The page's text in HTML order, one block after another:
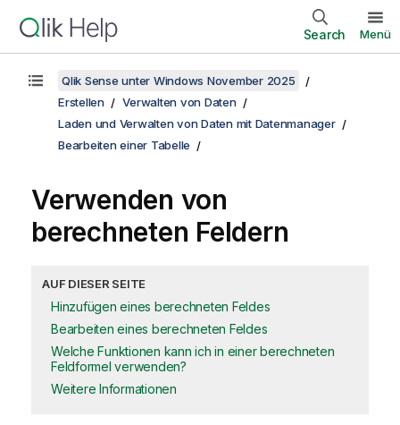
Search Menü
Qlik Sense unter Windows November 2025
Erstellen
Verwalten von Daten
Laden und Verwalten von Daten mit Datenmanager
Bearbeiten einer Tabelle
Verwenden von
berechneten Feldern
AUF DIESER SEITE
Hinzufügen eines berechneten Feldes
Bearbeiten eines berechneten Feldes
Welche Funktionen kann ich in einer berechneten
Feldformel verwenden?
Weitere Informationen